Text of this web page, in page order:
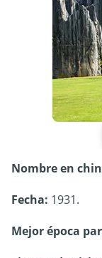
Nombre en
Fecha: 1931.
Mejor época